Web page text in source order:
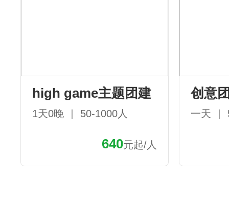
high game主题团建
1天0晚 ｜ 50-1000人
640元起/人
创意
一天 ｜